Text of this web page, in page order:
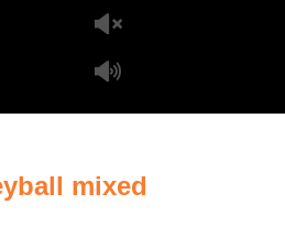
mixed